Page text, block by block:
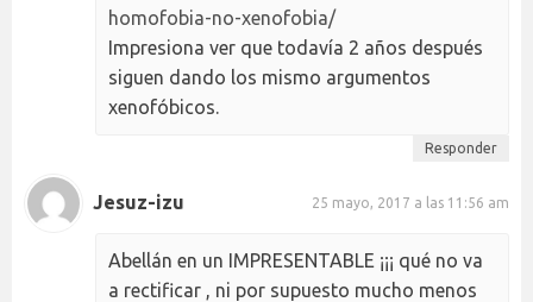
homofobia-no-xenofobia/
Impresiona ver que todavía 2 años después
siguen dando los mismo argumentos
xenofóbicos.
Responder
Jesuz-izu 25 mayo, 2017 a las 11:56 am
Abellán en un IMPRESENTABLE ¡¡¡ qué no va
a rectificar , ni por supuesto mucho menos